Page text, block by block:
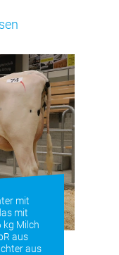
mit
mit
kg Milch
aus
aus